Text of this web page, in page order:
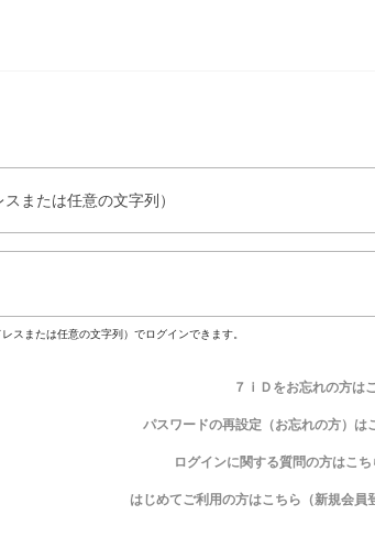
または任意の文字列）
スまたは任意の文字列）でログインできます。
７ｉＤをお忘れの方は
パスワードの再設定（お忘れの方）は
ログインに関する質問の方はこち
はじめてご利用の方はこちら（新規会員